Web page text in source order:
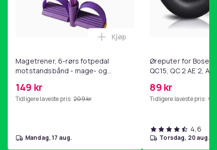
Magetrener, 6-rørs fotpedal
motstandsbånd - mage- og
hjemmegymnastikk Purple
149 kr
Tidligere laveste pris: 209 kr
Legg Magetrener, 6-rørs
Kjøp
mandag, 17 aug.
Øreputer for Bose
QC15, QC 2 AE 2, AE
89 kr
Tidligere laveste pris: 99
4,6
torsdag, 20 aug.